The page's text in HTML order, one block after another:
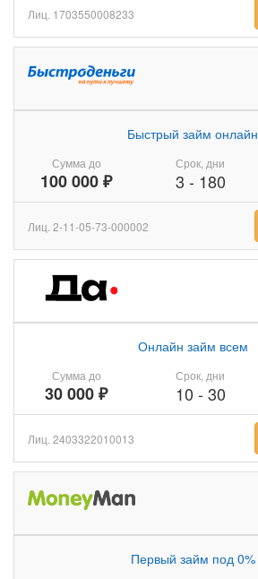
Лиц. 1703550008233
Сумма до
100 000 ₽
Быстрый займ онлайн
Срок, дни
3 - 180
Лиц. 2-11-05-73-000002
Сумма до
30 000 ₽
Онлайн займ всем
Срок, дни
10 - 30
Лиц. 2403322010013
Первый займ под 0%